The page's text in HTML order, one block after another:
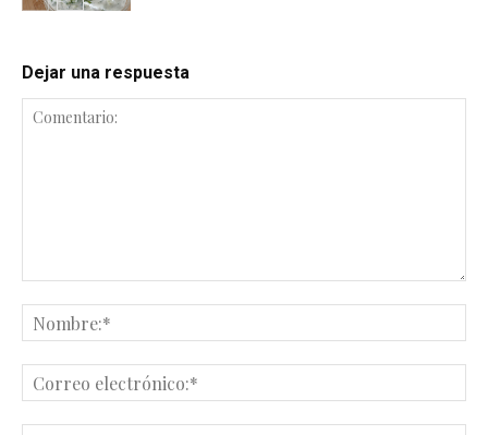
Dejar una respuesta